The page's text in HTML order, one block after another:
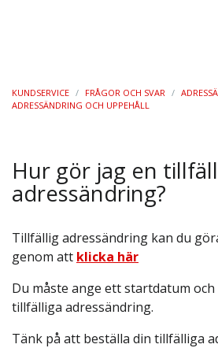
KUNDSERVICE / FRÅGOR OCH SVAR /
ADRESSÄNDRING OCH UPPEHÅLL
Hur gör jag en
adressändring?
Tillfällig adressändring kan du
genom att klicka här
Du måste ange ett startdatum
tillfälliga adressändring.
Tänk på att beställa din tillfälliga